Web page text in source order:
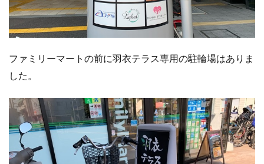
ファミリーマートの前に羽衣テラス専用の駐輪場はありま
した。